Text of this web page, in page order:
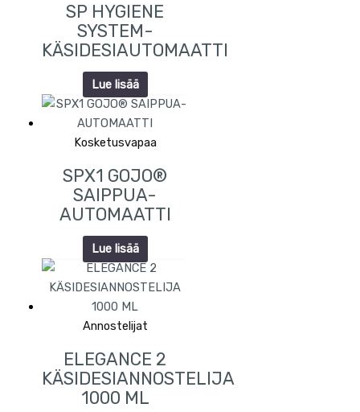
SP HYGIENE
SYSTEM-
KÄSIDESIAUTOMAATTI
Lue lisää
Kosketusvapaa
SPX1 GOJO®
SAIPPUA-
AUTOMAATTI
Lue lisää
Annostelijat
ELEGANCE 2
KÄSIDESIANNOSTELIJA
1000 ML